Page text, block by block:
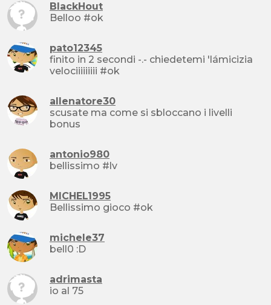
BlackHout
Belloo #ok
pato12345
finito in 2 secondi -.- chiedetemi 'lámicizia
velociiiiiiiii #ok
allenatore30
scusate ma come si sbloccano i livelli
bonus
antonio980
bellissimo #lv
MICHEL1995
Bellissimo gioco #ok
michele37
bell0 :D
adrimasta
io al 75